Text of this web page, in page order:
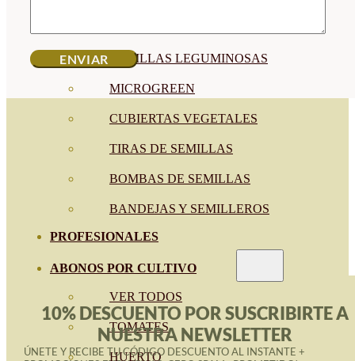
SEMILLAS LEGUMINOSAS
MICROGREEN
CUBIERTAS VEGETALES
TIRAS DE SEMILLAS
BOMBAS DE SEMILLAS
BANDEJAS Y SEMILLEROS
PROFESIONALES
ABONOS POR CULTIVO
VER TODOS
TOMATES
HUERTO
10% DESCUENTO POR SUSCRIBIRTE A
NUESTRA NEWSLETTER
ÚNETE Y RECIBE TU CÓDIGO DESCUENTO AL INSTANTE +